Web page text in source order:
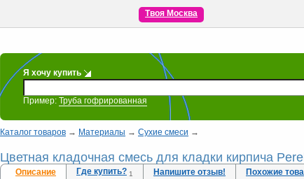
Твоя Москва
Я хочу купить
Пример: Труба гофрированная
Каталог товаров → Материалы → Сухие смеси →
Цветная кладочная смесь для кладки кирпича
Описание Где купить? 1 Напишите отзыв! Похожие